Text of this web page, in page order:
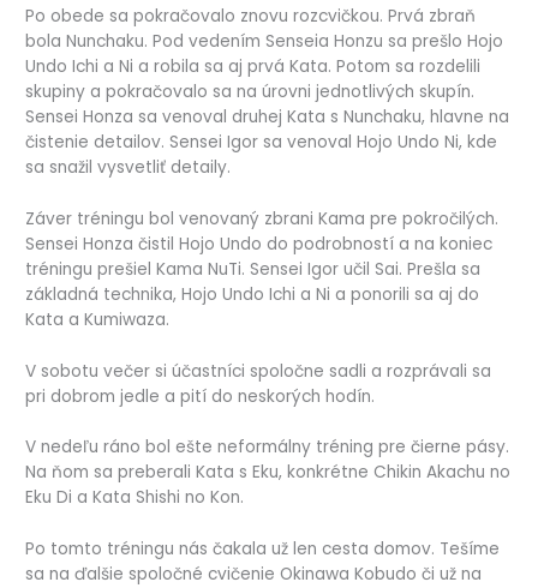
Po obede sa pokračovalo znovu rozcvičkou. Prvá zbraň
bola Nunchaku. Pod vedením Senseia Honzu sa prešlo Hojo
Undo Ichi a Ni a robila sa aj prvá Kata. Potom sa rozdelili
skupiny a pokračovalo sa na úrovni jednotlivých skupín.
Sensei Honza sa venoval druhej Kata s Nunchaku, hlavne na
čistenie detailov. Sensei Igor sa venoval Hojo Undo Ni, kde
sa snažil vysvetliť detaily.
Záver tréningu bol venovaný zbrani Kama pre pokročilých.
Sensei Honza čistil Hojo Undo do podrobností a na koniec
tréningu prešiel Kama NuTi. Sensei Igor učil Sai. Prešla sa
základná technika, Hojo Undo Ichi a Ni a ponorili sa aj do
Kata a Kumiwaza.
V sobotu večer si účastníci spoločne sadli a rozprávali sa
pri dobrom jedle a pití do neskorých hodín.
V nedeľu ráno bol ešte neformálny tréning pre čierne pásy.
Na ňom sa preberali Kata s Eku, konkrétne Chikin Akachu no
Eku Di a Kata Shishi no Kon.
Po tomto tréningu nás čakala už len cesta domov. Tešíme
sa na ďalšie spoločné cvičenie Okinawa Kobudo či už na